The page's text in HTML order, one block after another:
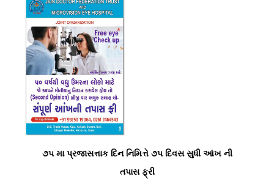
૭૫ મા પ્રજાસત્તાક દિન નિમિત્તે ૭૫ દિવસ સુધી આંખ ની
તપાસ ફ્રી